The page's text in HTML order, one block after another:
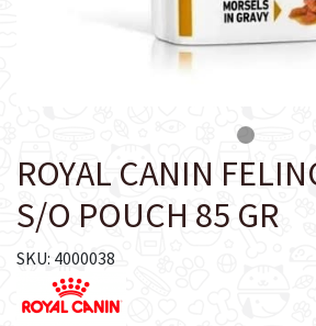
ROYAL CANIN
S/O POUCH 85 GR
SKU: 4000038